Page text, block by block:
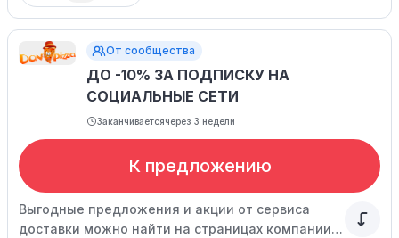
От сообщества
ДО -10% ЗА ПОДПИСКУ НА
СОЦИАЛЬНЫЕ СЕТИ
Заканчиваетсячерез 3 недели
К предложению
Выгодные предложения и акции от сервиса
доставки можно найти на страницах компании в